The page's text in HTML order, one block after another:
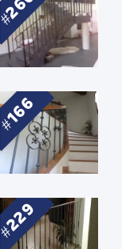
166
229